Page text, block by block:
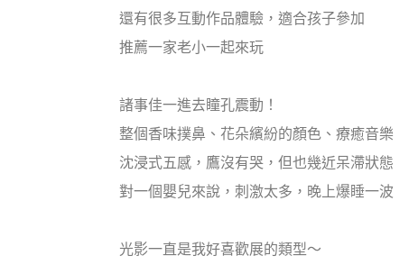
還有很多互動作品體驗，適合孩子參加
推薦一家老小一起來玩
諸事佳一進去瞳孔震動！
整個香味撲鼻、花朵繽紛的顏色、療癒音樂
沈浸式五感，鷹沒有哭，但也幾近呆滯狀態
對一個嬰兒來說，刺激太多，晚上爆睡一波
光影一直是我好喜歡展的類型～